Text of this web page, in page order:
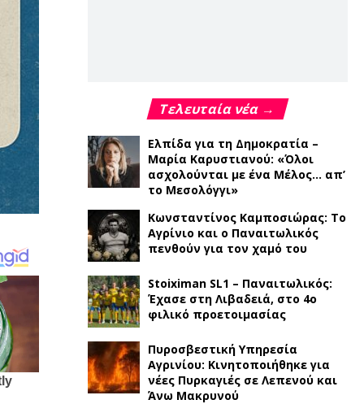
Τελευταία νέα →
Ελπίδα για τη Δημοκρατία –
Μαρία Καρυστιανού: «Όλοι
ασχολούνται με ένα Μέλος… απ’
το Μεσολόγγι»
Κωνσταντίνος Καμποσιώρας: Το
Αγρίνιο και ο Παναιτωλικός
πενθούν για τον χαμό του
Stoiximan SL1 – Παναιτωλικός:
Έχασε στη Λιβαδειά, στο 4ο
φιλικό προετοιμασίας
Πυροσβεστική Υπηρεσία
Αγρινίου: Κινητοποιήθηκε για
νέες Πυρκαγιές σε Λεπενού και
Άνω Μακρυνού